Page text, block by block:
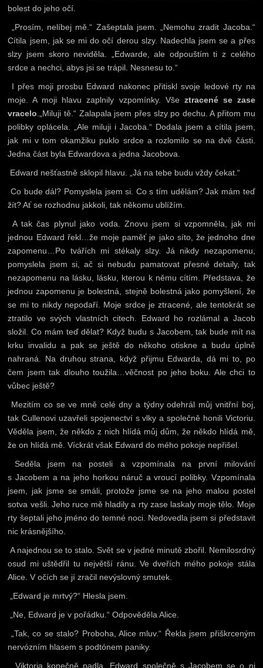
bolest do jeho očí.
„Prosím, nelíbej mě.“ Zašeptala jsem. „Nemohu zradit Jacoba.“
Cítila jsem, jak se mi do očí derou slzy. Nadechla jsem se a přes
slzy jsem skoro neviděla. „Edwarde, ale odpouštím ti z celého
srdce a nechci, abys jsi se trápil. Nesnesu to.“
I přes moji prosbu Edward nakonec přitiskl svoje ledové rty na
moje. A moji hlavu zaplnily vzpomínky. Vše ztracené se zase
vracelo .„Miluji tě.“ Zalapala jsem přes slzy po dechu. A přitom mu
polibky oplácela. „Ale miluji i Jacoba.“ Dodala jsem a cítila jsem,
jak mi v tom okamžiku puklo srdce a rozlomilo se na dvě části.
Jedna část byla Edwardova a jedna Jacobova.
Edward nešťastně sklopil hlavu. „Já na tebe budu vždy čekat.“
Co bude dál? Pomyslela jsem si. Co s tím udělám? Jak mám teď
žít? Ať se rozhodnu jakkoli, tak někomu ublížím.
A tak čas plynul jako voda. Znovu jsem si vzpomněla, jak mi
jednou Edward řekl…že moje paměť je jako síto, že jednoho dne
zapomenu…Po tvářích mi stékaly slzy. Já nikdy nezapomenu,
pomyslela jsem si, ač si nebudu pamatovat přesné detaily, tak
nezapomenu na lásku, lásku, kterou k němu cítím. Představa, že
jednou zapomenu je bolestná, stejně bolestná jako pomyšlení, že
se mi to nikdy nepodaří. Moje srdce je ztracené, ale tentokrát se
ztratilo ve svých vlastních citech. Edward ho rozlámal a Jacob
složil. Co mám teď dělat? Když budu s Jacobem, tak bude mít na
krku invalidu a pak se ještě do někoho otiskne a budu úplně
nahraná. Na druhou strana, když přijmu Edwarda, dá mi to, po
čem jsem tak dlouho toužila…věčnost po jeho boku. Ale chci to
vůbec ještě?
Mezitím co se ve mně celé dny a týdny odehrál můj vnitřní boj,
tak Cullenovi uzavřeli spojenectví s vlky a společně honili Victoriu.
Věděla jsem, že někdo z nich hlídá můj dům, že někdo hlídá mě,
že on hlídá mě. Víckrát však Edward do mého pokoje nepřišel.
Seděla jsem na posteli a vzpomínala na první milování
s Jacobem a na jeho horkou náruč a vroucí polibky. Vzpomínala
jsem, jak jsme se smáli, protože jsme se na jeho malou postel
sotva vešli. Jeho ruce mě hladily a rty zase laskaly moje tělo. Moje
rty šeptali jeho jméno do temné noci. Nedovedla jsem si představit
nic krásnějšího.
A najednou se to stalo. Svět se v jedné minutě zbořil. Nemilosrdný
osud mi uštědřil tu největší ránu. Ve dveřích mého pokoje stála
Alice. V očích se jí zračil nevýslovný smutek.
„Edward je mrtvý?“ Hlesla jsem.
„Ne, Edward je v pořádku.“ Odpověděla Alice.
„Tak, co se stalo? Proboha, Alice mluv.“ Řekla jsem přiškrceným
nervózním hlasem s podtónem paniky.
„Viktoria konečně padla. Edward společně s Jacobem se o ni